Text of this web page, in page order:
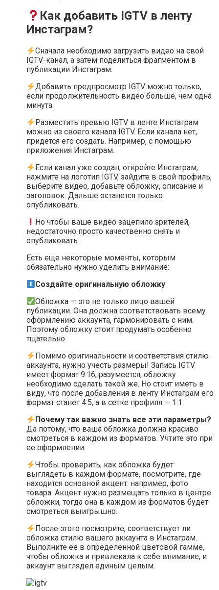
Как добавить IGTV в ленту
Инстаграм?
Сначала необходимо загрузить видео на свой
IGTV-канал, а затем поделиться фрагментом в
публикации Инстаграм.
Добавить предпросмотр IGTV можно только,
если продолжительность видео больше, чем одна
минута.
Разместить превью IGTV в ленте Инстаграм
можно из своего канала IGTV. Если канала нет,
придется его создать. Например, с помощью
приложения Инстаграм.
Если канал уже создан, откройте Инстаграм,
нажмите на логотип IGTV, зайдите в свой профиль,
выберите видео, добавьте обложку, описание и
заголовок. Дальше останется только
опубликовать.
Но чтобы ваше видео зацепило зрителей,
недостаточно просто качественно снять и
опубликовать.
Есть еще некоторые моменты, которым
обязательно нужно уделить внимание:
Создайте оригинальную обложку
Обложка — это не только лицо вашей
публикации. Она должна соответствовать всему
оформлению аккаунта, гармонировать с ним.
Поэтому обложку стоит продумать особенно
тщательно.
Помимо оригинальности и соответствия стилю
аккаунта, нужно учесть размеры! Запись IGTV
имеет формат 9:16, разумеется, обложку
необходимо сделать такой же. Но стоит иметь в
виду, что после добавления в ленту Инстаграм его
формат станет 4:5, а в сетке профиля — 1:1.
Почему так важно знать все эти параметры?
Да потому, что ваша обложка должна красиво
смотреться в каждом из форматов. Учтите это при
ее оформлении.
Чтобы проверить, как обложка будет
выглядеть в каждом формате, посмотрите, где
находится основной акцент: например, фото
товара. Акцент нужно размещать только в центре
обложки, тогда она в каждом из форматов будет
смотреться выигрышно.
После этого посмотрите, соответствует ли
обложка стилю вашего аккаунта в Инстаграм.
Выполните ее в определенной цветовой гамме,
чтобы обложка и привлекала к себе внимание, и
аккаунт выглядел единым целым.